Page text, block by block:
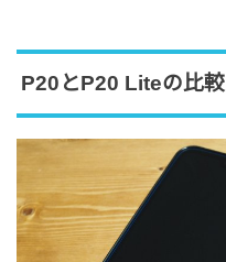
P20とP20 Liteの比較